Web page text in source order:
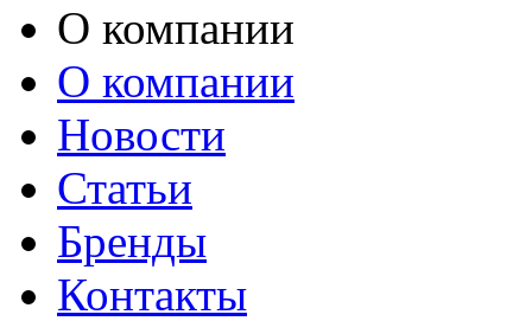
О компании
О компании
Новости
Статьи
Бренды
Контакты